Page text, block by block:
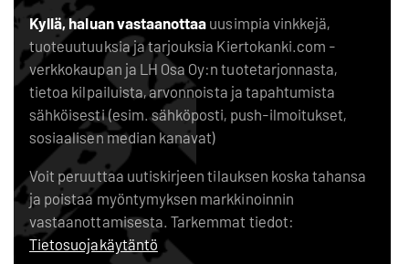
Kyllä, haluan vastaanottaa uusimpia vinkkejä,
tuoteuutuuksia ja tarjouksia Kiertokanki.com -
verkkokaupan ja LH Osa Oy:n tuotetarjonnasta,
tietoa kilpailuista, arvonnoista ja tapahtumista
sähköisesti (esim. sähköposti, push-ilmoitukset,
sosiaalisen median kanavat)
Voit peruuttaa uutiskirjeen tilauksen koska tahansa
ja poistaa myöntymyksen markkinoinnin
vastaanottamisesta. Tarkemmat tiedot:
Tietosuojakäytäntö